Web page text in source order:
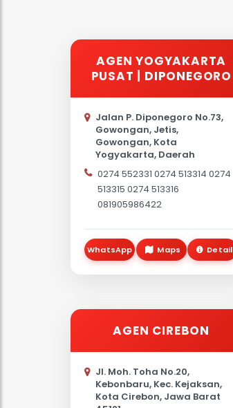
AGEN YOGYAKARTA
PUSAT | DIPONEGORO
Jalan P. Diponegoro No.73,
Gowongan, Jetis,
Gowongan, Kota
Yogyakarta, Daerah
0274 552331 0274 513314 0274
513315 0274 513316
081905986422
WhatsApp Maps Detail
AGEN CIREBON
Jl. Moh. Toha No.20,
Kebonbaru, Kec. Kejaksan,
Kota Cirebon, Jawa Barat